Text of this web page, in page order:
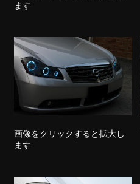
ます
画像をクリックすると拡大し
ます